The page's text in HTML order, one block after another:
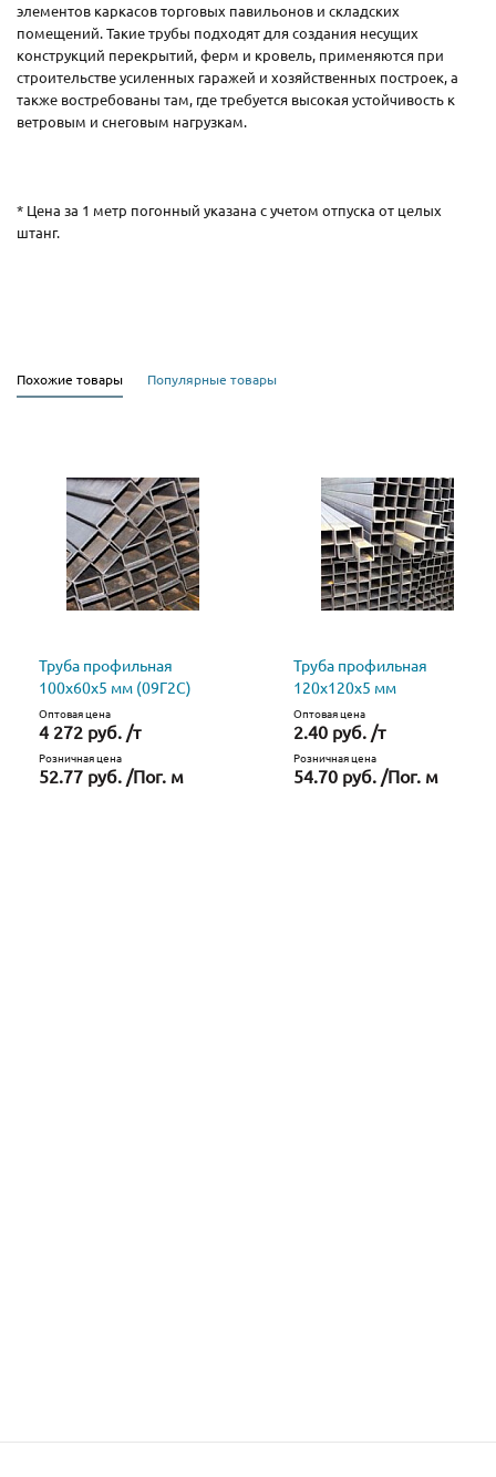
элементов каркасов торговых павильонов и складских
помещений. Такие трубы подходят для создания несущих
конструкций перекрытий, ферм и кровель, применяются при
строительстве усиленных гаражей и хозяйственных построек, а
также востребованы там, где требуется высокая устойчивость к
ветровым и снеговым нагрузкам.
* Цена за 1 метр погонный указана с учетом отпуска от целых
штанг.
Похожие товары Популярные товары
Труба профильная
100х60х5 мм (09Г2С)
Оптовая цена
4 272 руб. /т
Розничная цена
52.77 руб. /Пог. м
Труба профильная
120х120х5 мм
Оптовая цена
2.40 руб. /т
Розничная цена
54.70 руб. /Пог. м